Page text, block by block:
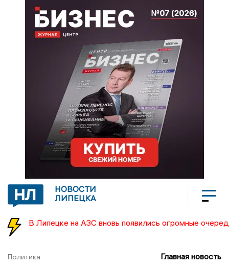
НОВОСТИ
ЛИПЕЦКА
В Липецке на АЗС вновь появились огромные
Политика Главная новость